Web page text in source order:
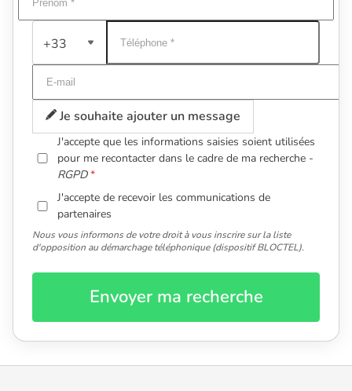
+33
Je souhaite ajouter un message
J'accepte que les informations saisies soient utilisées
pour me recontacter dans le cadre de ma recherche -
RGPD
J'accepte de recevoir les communications de
partenaires
Nous vous informons de votre droit à vous inscrire sur la liste
d'opposition au démarchage téléphonique (dispositif BLOCTEL).
Envoyer ma recherche